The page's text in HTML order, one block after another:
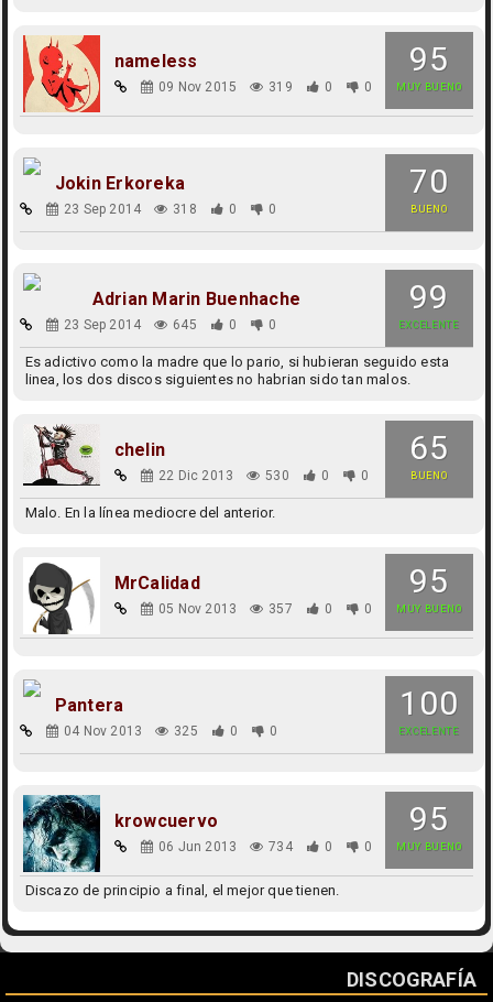
95
MUY BUENO
nameless
09 Nov 2015 319 0 0
70
BUENO
Jokin Erkoreka
23 Sep 2014 318 0 0
99
EXCELENTE
Adrian Marin Buenhache
23 Sep 2014 645 0 0
Es adictivo como la madre que lo pario, si hubieran seguido esta
linea, los dos discos siguientes no habrian sido tan malos.
65
BUENO
chelin
22 Dic 2013 530 0 0
Malo. En la línea mediocre del anterior.
95
MUY BUENO
MrCalidad
05 Nov 2013 357 0 0
100
EXCELENTE
Pantera
04 Nov 2013 325 0 0
95
MUY BUENO
krowcuervo
06 Jun 2013 734 0 0
Discazo de principio a final, el mejor que tienen.
DISCOGRAFÍA